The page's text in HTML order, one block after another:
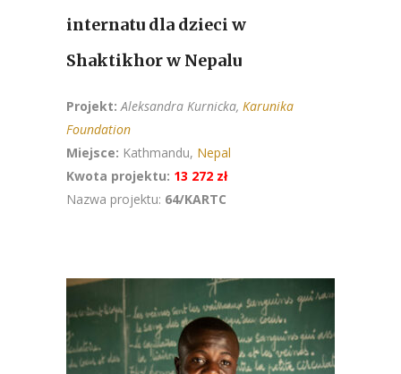
internatu dla dzieci w
Shaktikhor w Nepalu
Projekt:Aleksandra Kurnicka, Karunika
Foundation
Miejsce: Kathmandu, Nepal
Kwota projektu: 13 272 zł
Nazwa projektu: 64/KARTC